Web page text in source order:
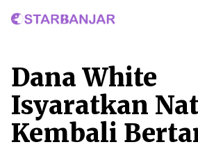
Home
Dana White
Isyaratkan
Kembali